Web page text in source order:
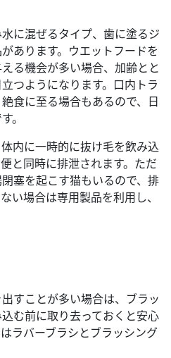
に混ぜるタイプ、歯に塗るジ
あります。ウエットフードを
る機会が多い場合、加齢とと
つようになります。口内トラ
食に至る場合もあるので、日
。
内に一時的に抜け毛を飲み込
と同時に排泄されます。ただ
塞を起こす猫もいるので、排
い場合は専用製品を利用し、
すことが多い場合は、ブラッ
む前に取り去っておくと安心
ラバーブラシとブラッシング